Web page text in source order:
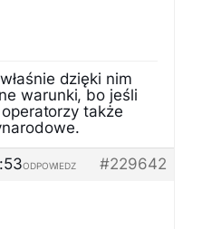
dzięki nim
warunki, bo jeśli
także
#229642
ODPOWIEDZ